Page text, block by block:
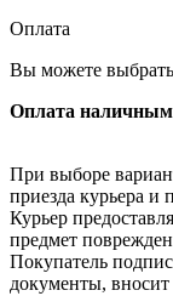
Оплата
Вы можете
Оплата
При выборе
приезда курьера и
Курьер
предмет
Покупатель
документы, вносит